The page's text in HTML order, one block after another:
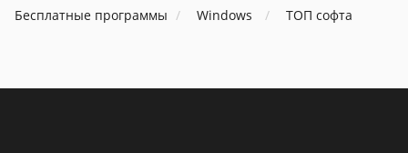
Бесплатные программы Windows ТОП софта